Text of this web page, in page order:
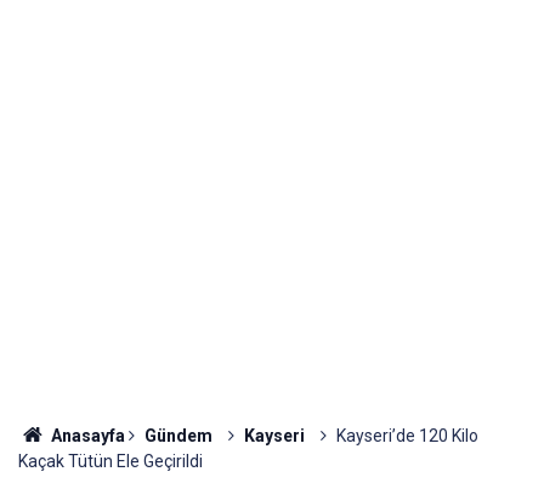
Anasayfa Gündem Kayseri
Kayseri’de 120 Kilo
Kaçak Tütün Ele Geçirildi